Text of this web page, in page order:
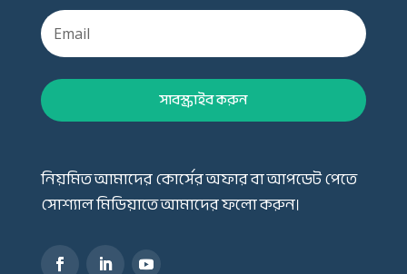
সাবস্ক্রাইব করুন
নিয়মিত আমাদের কোর্সের অফার বা আপডেট পেতে
সোশ্যাল মিডিয়াতে আমাদের ফলো করুন।